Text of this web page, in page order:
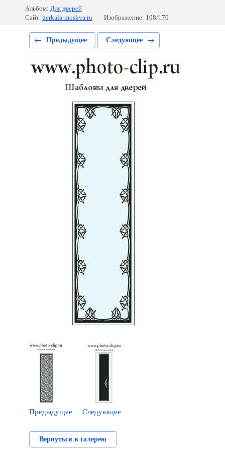
Альбом: Для дверей
Сайт: zerkala-moskva.ru Изображение: 108/170
Предыдущее Следующее
Предыдущее Следующее
Вернуться в галерею